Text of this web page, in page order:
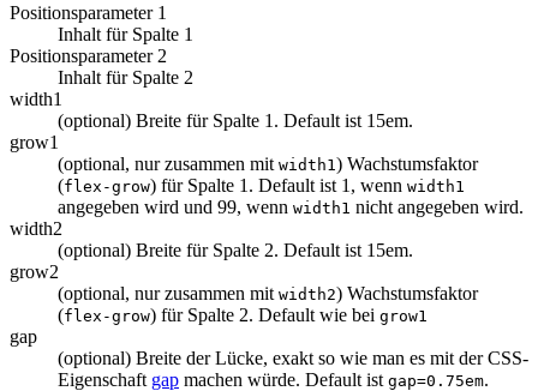
Positionsparameter 1
Inhalt für Spalte 1
Positionsparameter 2
Inhalt für Spalte 2
width1
(optional) Breite für Spalte 1. Default ist 15em.
grow1
(optional, nur zusammen mit width1 ) Wachstumsfaktor
(flex-grow) für Spalte 1. Default ist 1, wenn width1
angegeben wird und 99, wenn width1 nicht angegeben wird.
width2
(optional) Breite für Spalte 2. Default ist 15em.
grow2
(optional, nur zusammen mit width2) Wachstumsfaktor
(flex-grow) für Spalte 2. Default wie bei grow1
gap
(optional) Breite der Lücke, exakt so wie man es mit der CSS-
Eigenschaft gap machen würde. Default ist gap=0.75em.